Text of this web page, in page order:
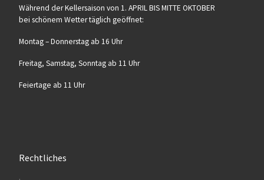
Wäh­rend der Kel­ler­sai­son von 1. APRIL BIS MITTE OKTOBER
bei schö­nem Wet­ter täg­lich geöffnet:
Mon­tag – Don­ners­tag ab 16 Uhr
Frei­tag, Sams­tag, Sonn­tag ab 11 Uhr
Fei­er­ta­ge ab 11 Uhr
Rechtliches